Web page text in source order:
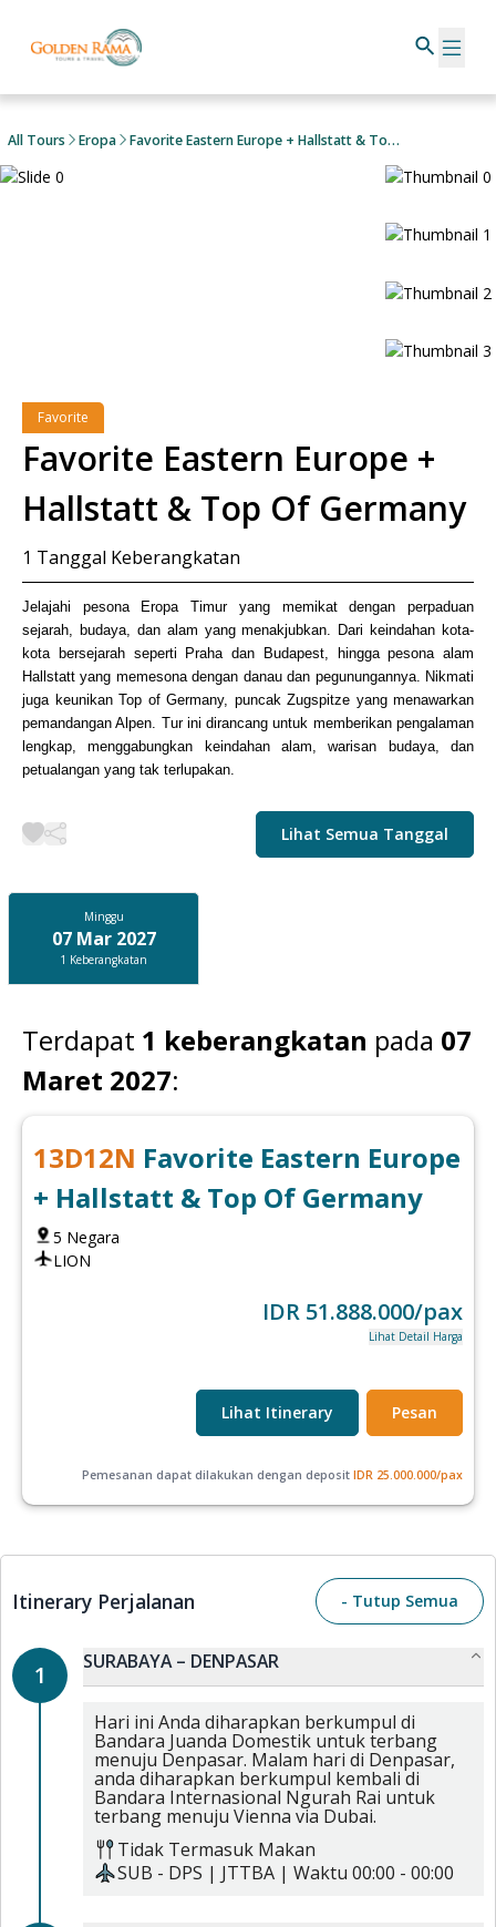
All Tours Eropa Favorite Eastern Europe + Hallstatt & Top Of Germany
Favorite
Favorite Eastern Europe +
Hallstatt & Top Of Germany
1 Tanggal Keberangkatan
Jelajahi pesona Eropa Timur yang memikat dengan perpaduan
sejarah, budaya, dan alam yang menakjubkan. Dari keindahan kota-
kota bersejarah seperti Praha dan Budapest, hingga pesona alam
Hallstatt yang memesona dengan danau dan pegunungannya. Nikmati
juga keunikan Top of Germany, puncak Zugspitze yang menawarkan
pemandangan Alpen. Tur ini dirancang untuk memberikan pengalaman
lengkap, menggabungkan keindahan alam, warisan budaya, dan
petualangan yang tak terlupakan.
Lihat Semua Tanggal
Minggu
07 Mar 2027
1 Keberangkatan
Terdapat 1 keberangkatan pada 07
Maret 2027:
13D12N Favorite Eastern Europe
+ Hallstatt & Top Of Germany
5 Negara
LION
IDR 51.888.000/pax
Lihat Detail Harga
Lihat Itinerary Pesan
Pemesanan dapat dilakukan dengan deposit IDR 25.000.000/pax
Itinerary Perjalanan - Tutup Semua
1 SURABAYA – DENPASAR
Hari ini Anda diharapkan berkumpul di
Bandara Juanda Domestik untuk terbang
menuju Denpasar. Malam hari di Denpasar,
anda diharapkan berkumpul kembali di
Bandara Internasional Ngurah Rai untuk
terbang menuju Vienna via Dubai.
Tidak Termasuk Makan
SUB - DPS | JTTBA | Waktu 00:00 - 00:00